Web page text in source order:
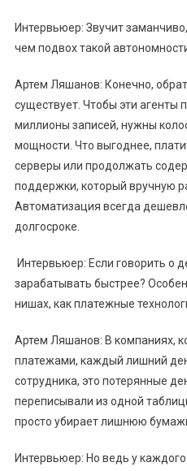
Интервьюер: Звучит
чем подвох такой
Артем Ляшанов: Конечно,
существует. Чтобы эти агенты
миллионы записей, нужны
мощности. Что выгоднее,
серверы или продолжать
поддержки, который вручную
Автоматизация всегда
долгосроке.
Интервьюер: Если говорить о
зарабатывать быстрее?
нишах, как платежные
Артем Ляшанов: В компаниях,
платежами, каждый лишний
сотрудника, это потерянные
переписывали из одной
просто убирает лишнюю
Интервьюер: Но ведь у